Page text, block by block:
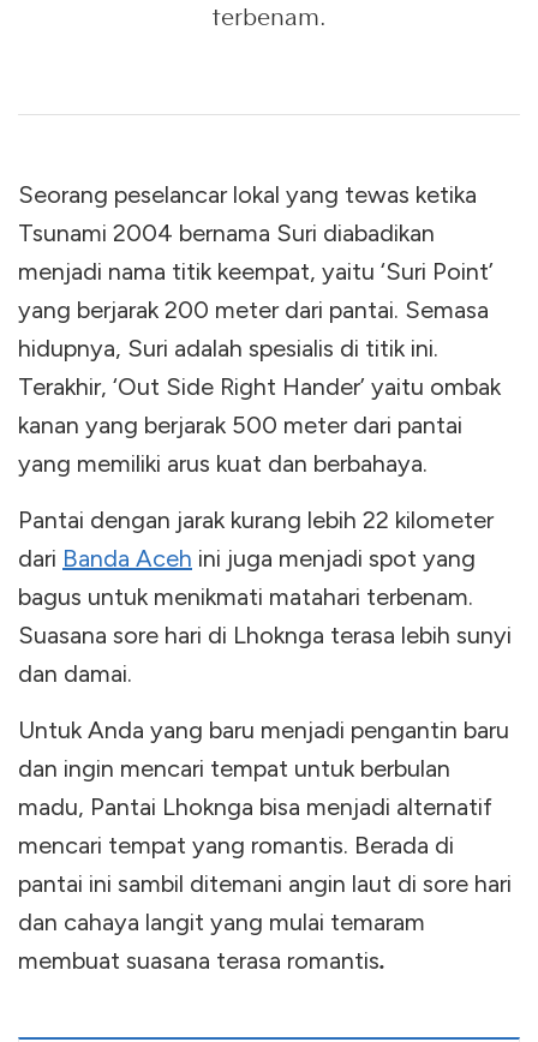
terbenam.
Seorang peselancar lokal yang tewas ketika
Tsunami 2004 bernama Suri diabadikan
menjadi nama titik keempat, yaitu ‘Suri Point’
yang berjarak 200 meter dari pantai. Semasa
hidupnya, Suri adalah spesialis di titik ini.
Terakhir, ‘Out Side Right Hander’ yaitu ombak
kanan yang berjarak 500 meter dari pantai
yang memiliki arus kuat dan berbahaya.
Pantai dengan jarak kurang lebih 22 kilometer
dari Banda Aceh ini juga menjadi spot yang
bagus untuk menikmati matahari terbenam.
Suasana sore hari di Lhoknga terasa lebih sunyi
dan damai.
Untuk Anda yang baru menjadi pengantin baru
dan ingin mencari tempat untuk berbulan
madu, Pantai Lhoknga bisa menjadi alternatif
mencari tempat yang romantis. Berada di
pantai ini sambil ditemani angin laut di sore hari
dan cahaya langit yang mulai temaram
membuat suasana terasa romantis.